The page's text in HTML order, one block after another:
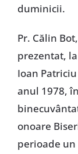
duminicii.
Pr. Călin
prezentat,
Ioan
anul 1978,
onoare
perioade